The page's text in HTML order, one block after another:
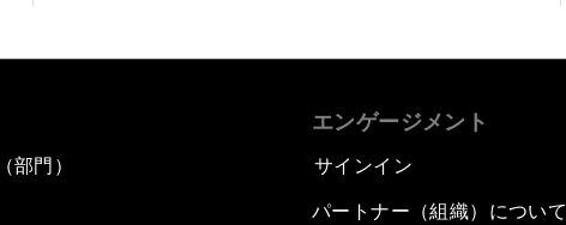
部門）
エンゲージメント
サインイン
パートナー（組織）について